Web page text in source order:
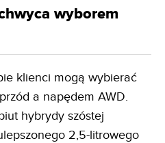
wyborem
klienci mogą wybierać
a napędem AWD.
hybrydy szóstej
2,5-litrowego